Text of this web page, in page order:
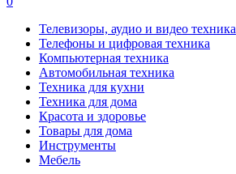
Телевизоры, аудио и видео техника
Телефоны и цифровая техника
Компьютерная техника
Автомобильная техника
Техника для кухни
Техника для дома
Красота и здоровье
Товары для дома
Инструменты
Мебель